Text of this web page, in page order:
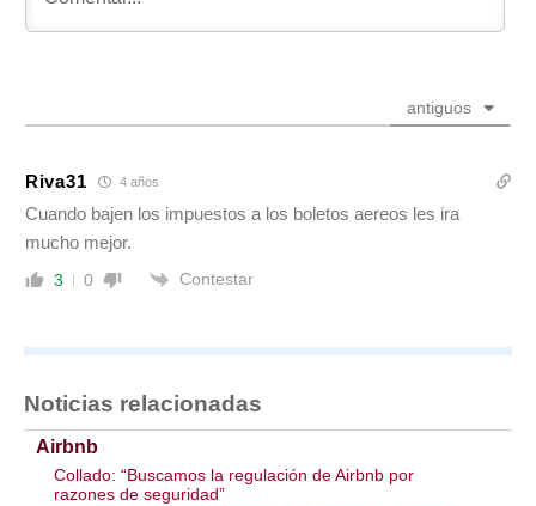
antiguos
Riva31 4 años
Cuando bajen los impuestos a los boletos aereos les ira
mucho mejor.
3 0 Contestar
Noticias relacionadas
Airbnb
Collado: “Buscamos la regulación de Airbnb por
razones de seguridad”